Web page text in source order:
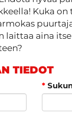
Kuka on
laittaa aina
TIEDOT
*